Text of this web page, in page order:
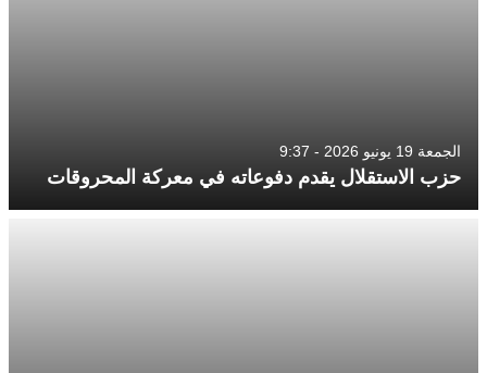
الجمعة 19 يونيو 2026 - 9:37
حزب الاستقلال يقدم دفوعاته في معركة المحروقات